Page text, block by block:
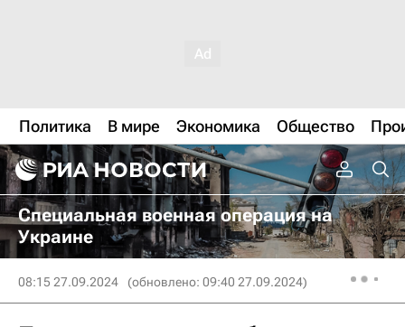
Политика В мире Экономика Общество
Специальная военная операция на
Украине
08:15 27.09.2024 (обновлено: 09:40 27.09.2024)